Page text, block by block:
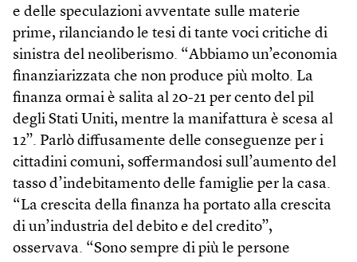
e delle speculazioni avventate sulle materie
prime, rilanciando le tesi di tante voci critiche di
sinistra del neoliberismo. “Abbiamo un’economia
finanziarizzata che non produce più molto. La
finanza ormai è salita al 20-21 per cento del pil
degli Stati Uniti, mentre la manifattura è scesa al
12”. Parlò diffusamente delle conseguenze per i
cittadini comuni, soffermandosi sull’aumento del
tasso d’indebitamento delle famiglie per la casa.
“La crescita della finanza ha portato alla crescita
di un’industria del debito e del credito”,
osservava. “Sono sempre di più le persone